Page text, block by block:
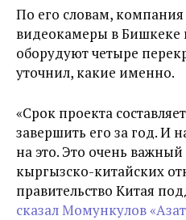
По его словам, компания
видеокамеры в
оборудуют четыре
уточнил, какие именно.
«Срок проекта
завершить его за год. И
на это. Это очень
кыргызско-китайских
правительство Китая
сказал Момункулов